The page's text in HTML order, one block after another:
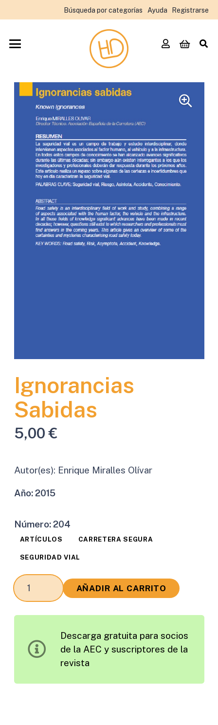
Búsqueda por categorías Ayuda Registrarse
Ignorancias
Sabidas
5,00€
Autor(es): Enrique Miralles Olívar
Año:2015
Número:204
ARTÍCULOS CARRETERA SEGURA
SEGURIDAD VIAL
Ignorancias
Sabidas
AÑADIR AL CARRITO
Descarga gratuita para socios
de la AEC y suscriptores de la
revista